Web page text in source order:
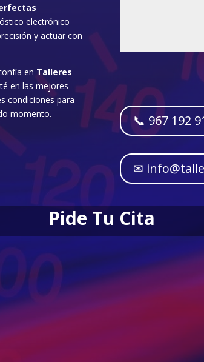
electrónico
y actuar con
en Talleres
en las mejores
condiciones para
momento.
📞 967 192
✉
Pide Tu Cita